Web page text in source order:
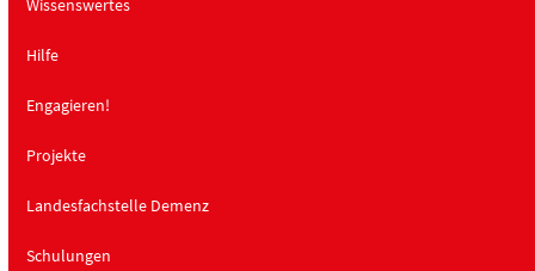
Wissenswertes
Hilfe
Engagieren!
Projekte
Landesfachstelle Demenz
Schulungen